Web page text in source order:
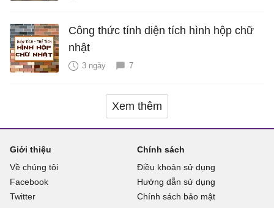
Công thức tính diện tích hình hộp chữ
nhật
3 ngày 7
Xem thêm
Giới thiệu
Về chúng tôi
Facebook
Twitter
Chính sách
Điều khoản sử dụng
Hướng dẫn sử dụng
Chính sách bảo mật